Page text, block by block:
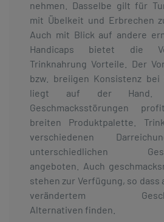
nehmen. Dasselbe gilt für
mit Übelkeit und Erbrechen
Auch mit Blick auf andere
Handicaps bietet die
Trinknahrung Vorteile. Der
bzw. breiigen Konsistenz bei
liegt auf der Hand.
Geschmacksstörungen
breiten Produktpalette.
verschiedenen
unterschiedlichen
angeboten. Auch
stehen zur Verfügung, so dass
verändertem
Alternativen finden.